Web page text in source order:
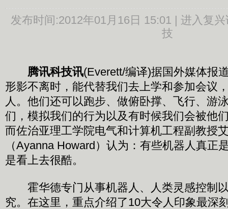
发布时间:2012年01月16日 15:01 | 进入复兴
技
腾讯科技讯(Everett/编译)据国外媒体报
形影不离时，能代替我们去上学和参加会议
人。他们还可以跑步、做俯卧撑、飞行、游
们，模拟我们的行为以及有时候我们会被他
而佐治亚理工学院电气和计算机工程副教授
（Ayanna Howard）认为：有些机器人真正
是看上去很酷。
霍华德专门从事机器人、人类灵感控制
究。在这里，重点介绍了10大令人印象最深